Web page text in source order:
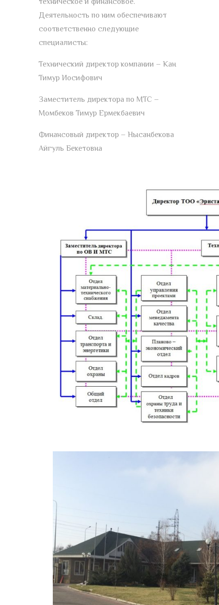
Деятельность по ним обеспечивают
соответственно следующие
специалисты:
Технический директор компании – Кан
Тимур Иосифович
Заместитель директора по МТС –
Момбеков Тимур Ермекбаевич
Финансовый директор – Нысанбекова
Айгуль Бекетовна